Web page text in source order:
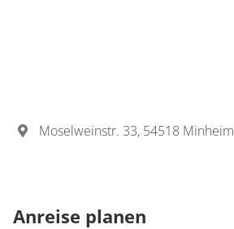
Moselweinstr. 33, 54518 Minheim
Anreise planen